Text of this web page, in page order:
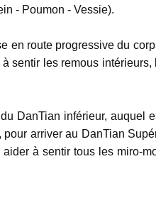
- Poumon - Vessie).
en route progressive du
sentir les remous intérieurs,
DanTian inférieur, auquel
arriver au DanTian
à sentir tous les miro-